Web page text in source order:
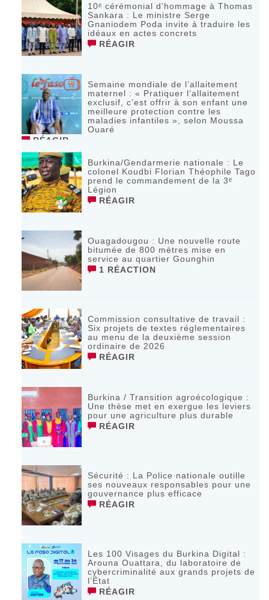
10ᵉ cérémonial d’hommage à Thomas
Sankara : Le ministre Serge
Gnaniodem Poda invite à traduire les
idéaux en actes concrets
RÉAGIR
Semaine mondiale de l’allaitement
maternel : « Pratiquer l’allaitement
exclusif, c’est offrir à son enfant une
meilleure protection contre les
maladies infantiles », selon Moussa
Ouaré
RÉAGIR
Burkina/Gendarmerie nationale : Le
colonel Koudbi Florian Théophile Tago
prend le commandement de la 3ᵉ
Légion
RÉAGIR
Ouagadougou : Une nouvelle route
bitumée de 800 mètres mise en
service au quartier Gounghin
1 RÉACTION
Commission consultative de travail :
Six projets de textes réglementaires
au menu de la deuxième session
ordinaire de 2026
RÉAGIR
Burkina / Transition agroécologique :
Une thèse met en exergue les leviers
pour une agriculture plus durable
RÉAGIR
Sécurité : La Police nationale outille
ses nouveaux responsables pour une
gouvernance plus efficace
RÉAGIR
Les 100 Visages du Burkina Digital :
Arouna Ouattara, du laboratoire de
cybercriminalité aux grands projets de
l’État
RÉAGIR